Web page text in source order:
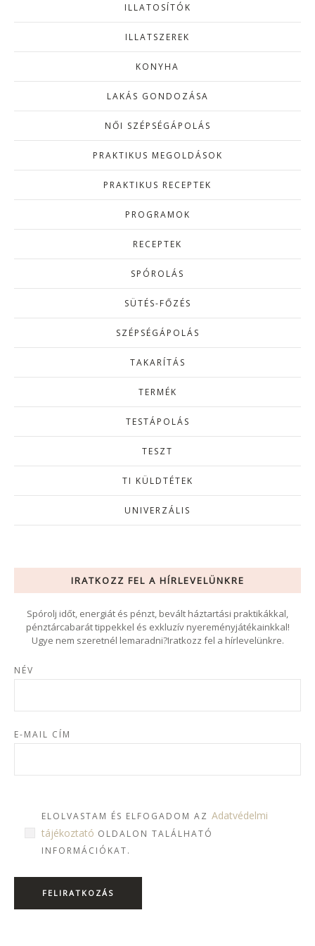
ILLATOSÍTÓK
ILLATSZEREK
KONYHA
LAKÁS GONDOZÁSA
NŐI SZÉPSÉGÁPOLÁS
PRAKTIKUS MEGOLDÁSOK
PRAKTIKUS RECEPTEK
PROGRAMOK
RECEPTEK
SPÓROLÁS
SÜTÉS-FŐZÉS
SZÉPSÉGÁPOLÁS
TAKARÍTÁS
TERMÉK
TESTÁPOLÁS
TESZT
TI KÜLDTÉTEK
UNIVERZÁLIS
IRATKOZZ FEL A HÍRLEVELÜNKRE
Spórolj időt, energiát és pénzt, bevált háztartási praktikákkal,
pénztárcabarát tippekkel és exkluzív nyereményjátékainkkal!
Ugye nem szeretnél lemaradni?Iratkozz fel a hírlevelünkre.
NÉV
E-MAIL CÍM
ELOLVASTAM ÉS ELFOGADOM AZ Adatvédelmi
tájékoztató OLDALON TALÁLHATÓ
INFORMÁCIÓKAT.